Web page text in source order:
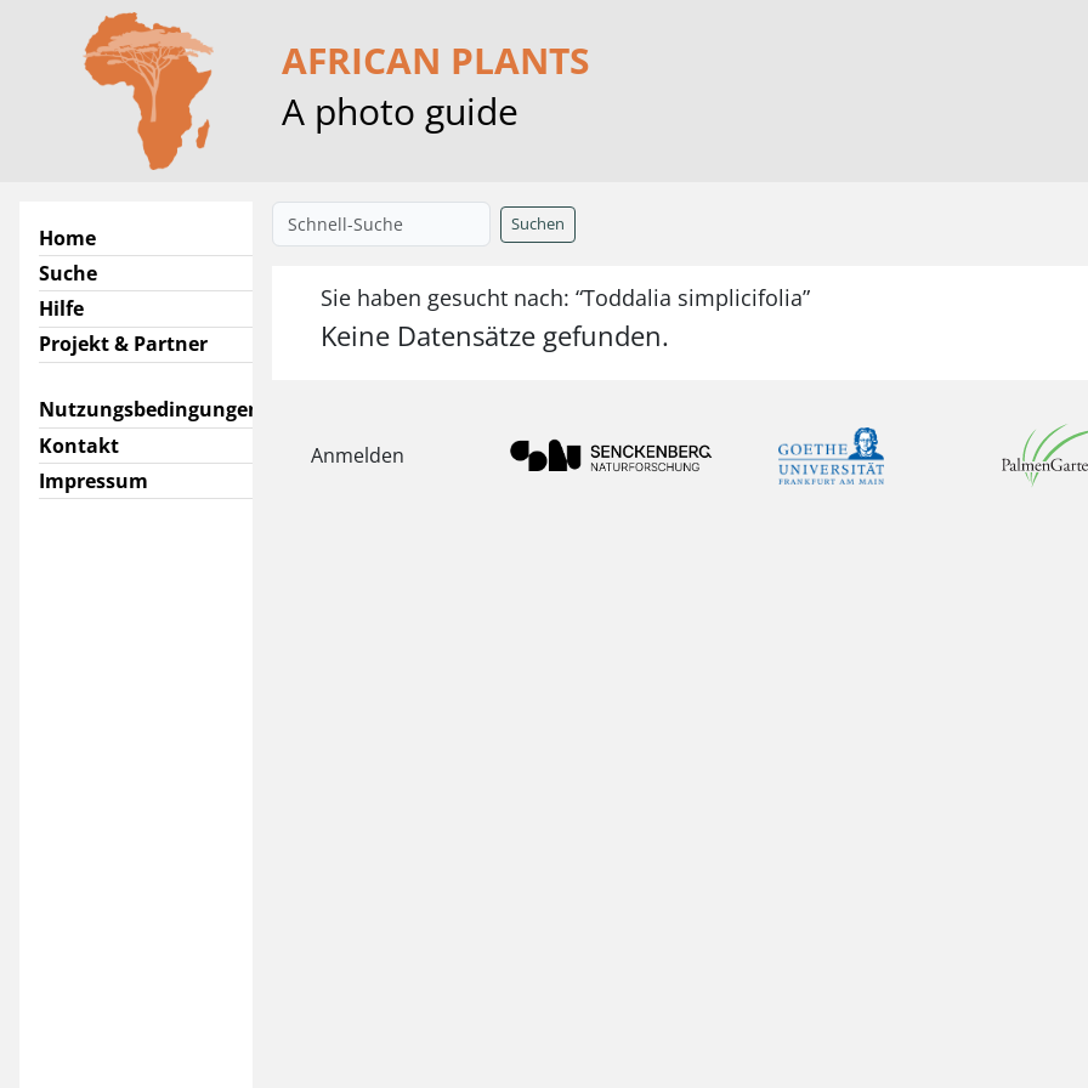
AFRICAN PLANTS
A photo guide
Home
Suche
Hilfe
Projekt & Partner
Nutzungsbedingungen
Kontakt
Impressum
Suchen
Sie haben gesucht nach: “Toddalia simplicifolia”
Keine Datensätze gefunden.
Anmelden